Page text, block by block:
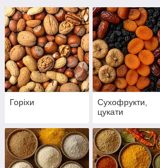
Горіхи
Сухофрукти,
цукати